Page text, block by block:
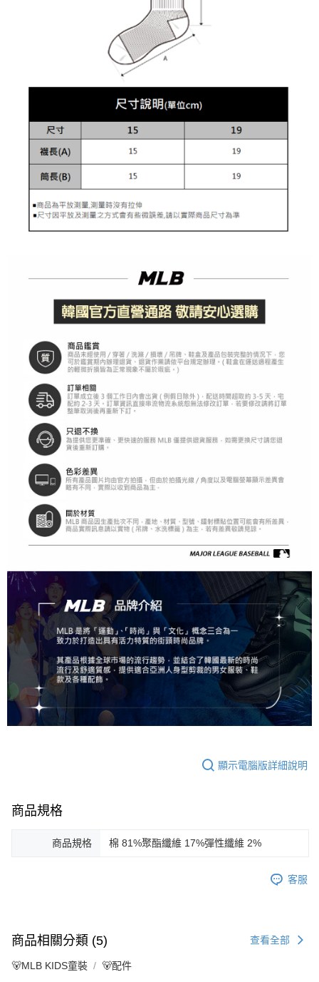
顯示電腦版詳細說明
商品規格
商品規格 棉 81%聚酯纖維 17%彈性纖維 2%
客服
商品相關分類 (5) 查看全部
🐻MLB KIDS童裝 🐻配件